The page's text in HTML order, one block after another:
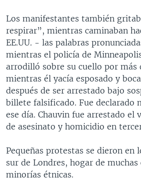
Los manifestantes también
respirar”, mientras caminaban
EE.UU. - las palabras
mientras el policía de
arrodilló sobre su cuello por más
mientras él yacía esposado y
después de ser arrestado bajo
billete falsificado. Fue declarado
ese día. Chauvin fue arrestado el
de asesinato y homicidio en
Pequeñas protestas se dieron en
sur de Londres, hogar de muchas
minorías étnicas.